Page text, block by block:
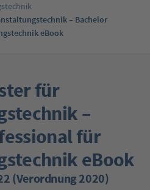
– Bachelor
eBook
für
–
für
eBook
(Verordnung 2020)